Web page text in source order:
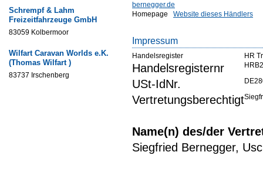
Schrempf & Lahm
Freizeitfahrzeuge GmbH
83059 Kolbermoor
Wilfart Caravan Worlds e.K.
(Thomas Wilfart )
83737 Irschenberg
bernegger.de
Homepage
Website dieses Händlers
Impressum
Handelsregister HR
Handelsregisternr
USt-IdNr.
Vertretungsberechtigt
Name(n) des/der
Siegfried Bernegger,